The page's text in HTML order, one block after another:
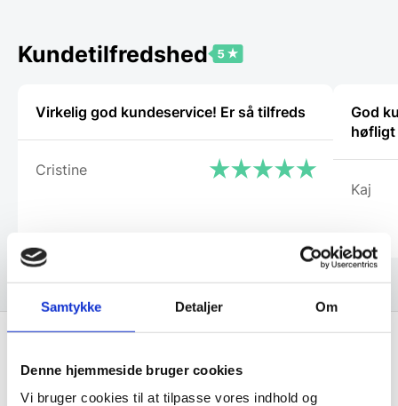
Samtykke Detaljer Om
Denne hjemmeside bruger cookies
Vi bruger cookies til at tilpasse vores indhold og
vælges
på
Kundetilfredshed
Virkelig god kundeservice! Er så tilfreds
Cristine
God
høfligt
Kaj
Få de bedste tilbud først!